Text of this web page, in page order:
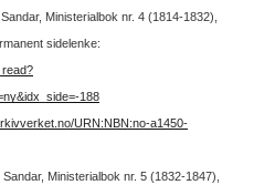
Ministerialbok nr. 4 (1814-1832),
sidelenke:
188
URN:NBN:no-a1450-
Ministerialbok nr. 5 (1832-1847),